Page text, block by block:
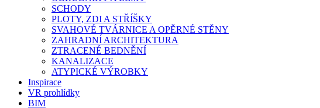
SCHODY
PLOTY, ZDI A STŘÍŠKY
SVAHOVÉ TVÁRNICE A OPĚRNÉ STĚNY
ZAHRADNÍ ARCHITEKTURA
ZTRACENÉ BEDNĚNÍ
KANALIZACE
ATYPICKÉ VÝROBKY
Inspirace
VR prohlídky
BIM